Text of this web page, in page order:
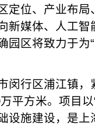
定位、产业布
新媒体、人工
园区将致力于为
闵行区浦江镇
平方米。项目
设施建设，是